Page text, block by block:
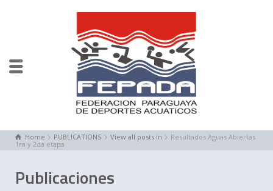
Home PUBLICATIONS View all posts in
Resultados Aguas Abiertas
1ra y 2da etapa
Publicaciones